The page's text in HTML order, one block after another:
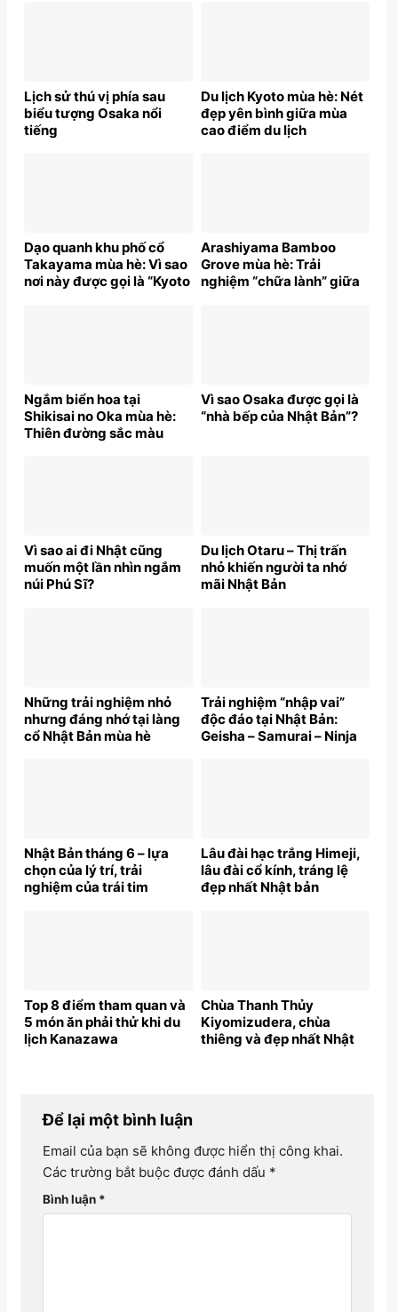
Lịch sử thú vị phía sau
biểu tượng Osaka nổi
tiếng
Du lịch Kyoto mùa hè: Nét
đẹp yên bình giữa mùa
cao điểm du lịch
Dạo quanh khu phố cổ
Takayama mùa hè: Vì sao
nơi này được gọi là “Kyoto
Arashiyama Bamboo
Grove mùa hè: Trải
nghiệm “chữa lành” giữa
Ngắm biển hoa tại
Shikisai no Oka mùa hè:
Thiên đường sắc màu
Vì sao Osaka được gọi là
“nhà bếp của Nhật Bản”?
Vì sao ai đi Nhật cũng
muốn một lần nhìn ngắm
núi Phú Sĩ?
Du lịch Otaru – Thị trấn
nhỏ khiến người ta nhớ
mãi Nhật Bản
Những trải nghiệm nhỏ
nhưng đáng nhớ tại làng
cổ Nhật Bản mùa hè
Trải nghiệm “nhập vai”
độc đáo tại Nhật Bản:
Geisha – Samurai – Ninja
Nhật Bản tháng 6 – lựa
chọn của lý trí, trải
nghiệm của trái tim
Lâu đài hạc trắng Himeji,
lâu đài cổ kính, tráng lệ
đẹp nhất Nhật bản
Top 8 điểm tham quan và
5 món ăn phải thử khi du
lịch Kanazawa
Chùa Thanh Thủy
Kiyomizudera, chùa
thiêng và đẹp nhất Nhật
Để lại một bình luận
Email của bạn sẽ không được hiển thị công khai.
Các trường bắt buộc được đánh dấu *
Bình luận *